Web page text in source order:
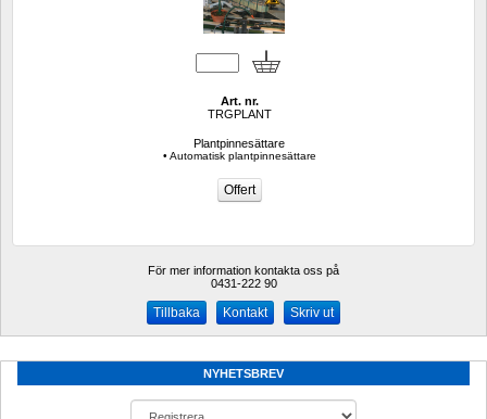
Art. nr.
TRGPLANT
Plantpinnesättare
• Automatisk plantpinnesättare
För mer information kontakta oss på
0431-222 90
Kontakt Skriv ut
NYHETSBREV